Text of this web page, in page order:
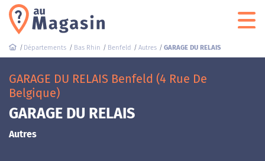
Départements Bas Rhin Benfeld Autres GARAGE DU RELAIS
GARAGE DU RELAIS Benfeld (4 Rue De
Belgique)
GARAGE DU RELAIS
Autres